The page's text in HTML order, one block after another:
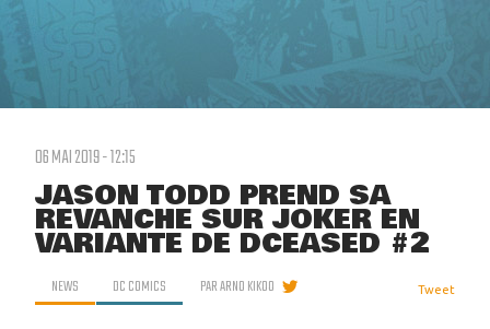
06 MAI 2019 - 12:15
JASON TODD PREND SA
REVANCHE SUR JOKER EN
VARIANTE DE DCEASED #2
NEWS DC COMICS PARARNO KIKOO Tweet